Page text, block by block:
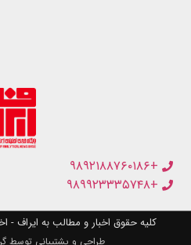
+۹۸۹۲۱۸۸۷۶۰۱۸۶
+۹۸۹۹۲۳۳۳۵۷۴۸
کلیه حقوق اخبار و مطالب به ایراف -
طراحی و پشتیبانی توسط